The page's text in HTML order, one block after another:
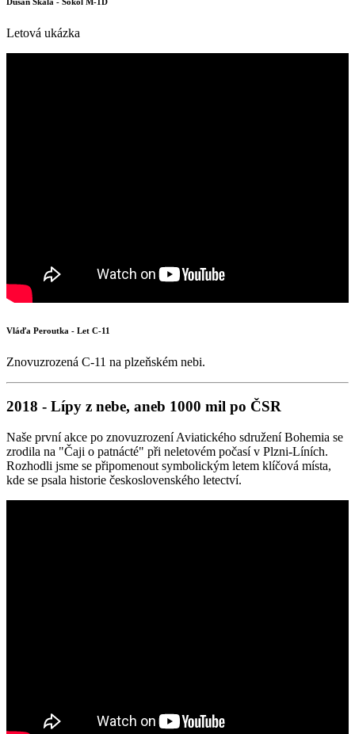
Letová ukázka
Vláďa Peroutka - Let C-11
Znovuzrozená C-11 na plzeňském nebi.
2018 - Lípy z nebe, aneb 1000 mil po ČSR
Naše první akce po znovuzrození Aviatického sdružení Bohemia se
zrodila na "Čaji o patnácté" při neletovém počasí v Plzni-Líních.
Rozhodli jsme se připomenout symbolickým letem klíčová místa,
kde se psala historie československého letectví.